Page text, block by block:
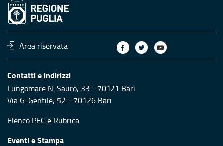
Area riservata
Contatti e indirizzi
Lungomare N. Sauro, 33 - 70121 Bari
Via G. Gentile, 52 - 70126 Bari
Elenco PEC e Rubrica
Eventi e Stampa